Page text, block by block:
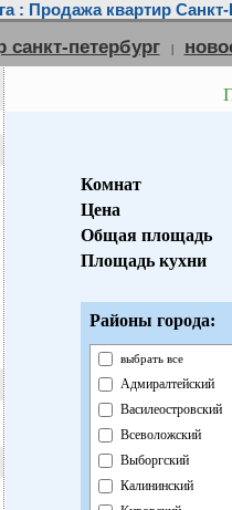
: Продажа квартир Санкт-
санкт-петербург |
Комнат
Цена
Общая площадь
Площадь кухни
Районы города:
выбрать все
Адмиралтейский
Василеостровский
Всеволожский
Выборгский
Калининский